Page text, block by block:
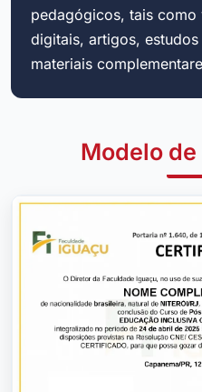
pedagógicos, tais como
digitais, artigos,
materiais
Modelo